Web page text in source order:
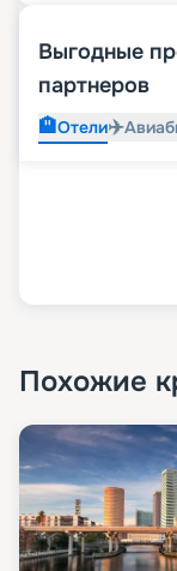
Выгодные
партнеров
🏨Отели✈️
Похожие